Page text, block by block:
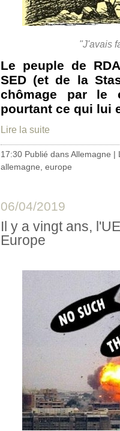
"J'avais
Le peuple de
SED (et de la
chômage par le
pourtant ce qui lui
Lire la suite
17:30 Publié dansAllemagne |
allemagne, europe
06/04/2019
Il y a vingt ans,
Europe